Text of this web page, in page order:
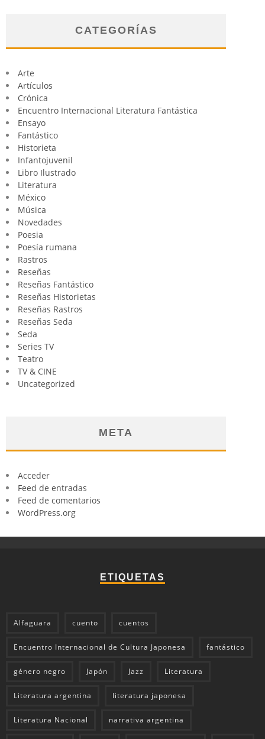
CATEGORÍAS
Arte
Artículos
Crónica
Encuentro Internacional Literatura Fantástica
Ensayo
Fantástico
Historieta
Infantojuvenil
Libro Ilustrado
Literatura
México
Música
Novedades
Poesia
Poesía rumana
Rastros
Reseñas
Reseñas Fantástico
Reseñas Historietas
Reseñas Rastros
Reseñas Seda
Seda
Series TV
Teatro
TV & CINE
Uncategorized
META
Acceder
Feed de entradas
Feed de comentarios
WordPress.org
ETIQUETAS
Alfaguara cuento cuentos
Encuentro Internacional de Cultura Japonesa fantástico
género negro Japón Jazz Literatura
Literatura argentina literatura japonesa
Literatura Nacional narrativa argentina